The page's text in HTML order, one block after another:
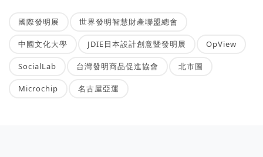
國際發明展 世界發明智慧財產聯盟總會
中國文化大學 JDIE日本設計創意暨發明展 OpView
SocialLab 台灣發明商品促進協會 北市圖
Microchip 名古屋亞運